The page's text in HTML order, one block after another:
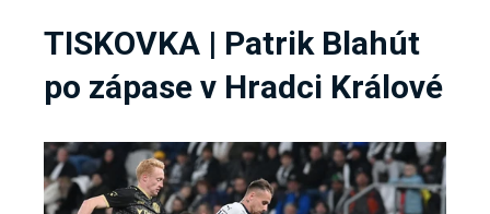
TISKOVKA | Patrik Blahút
po zápase v Hradci Králové